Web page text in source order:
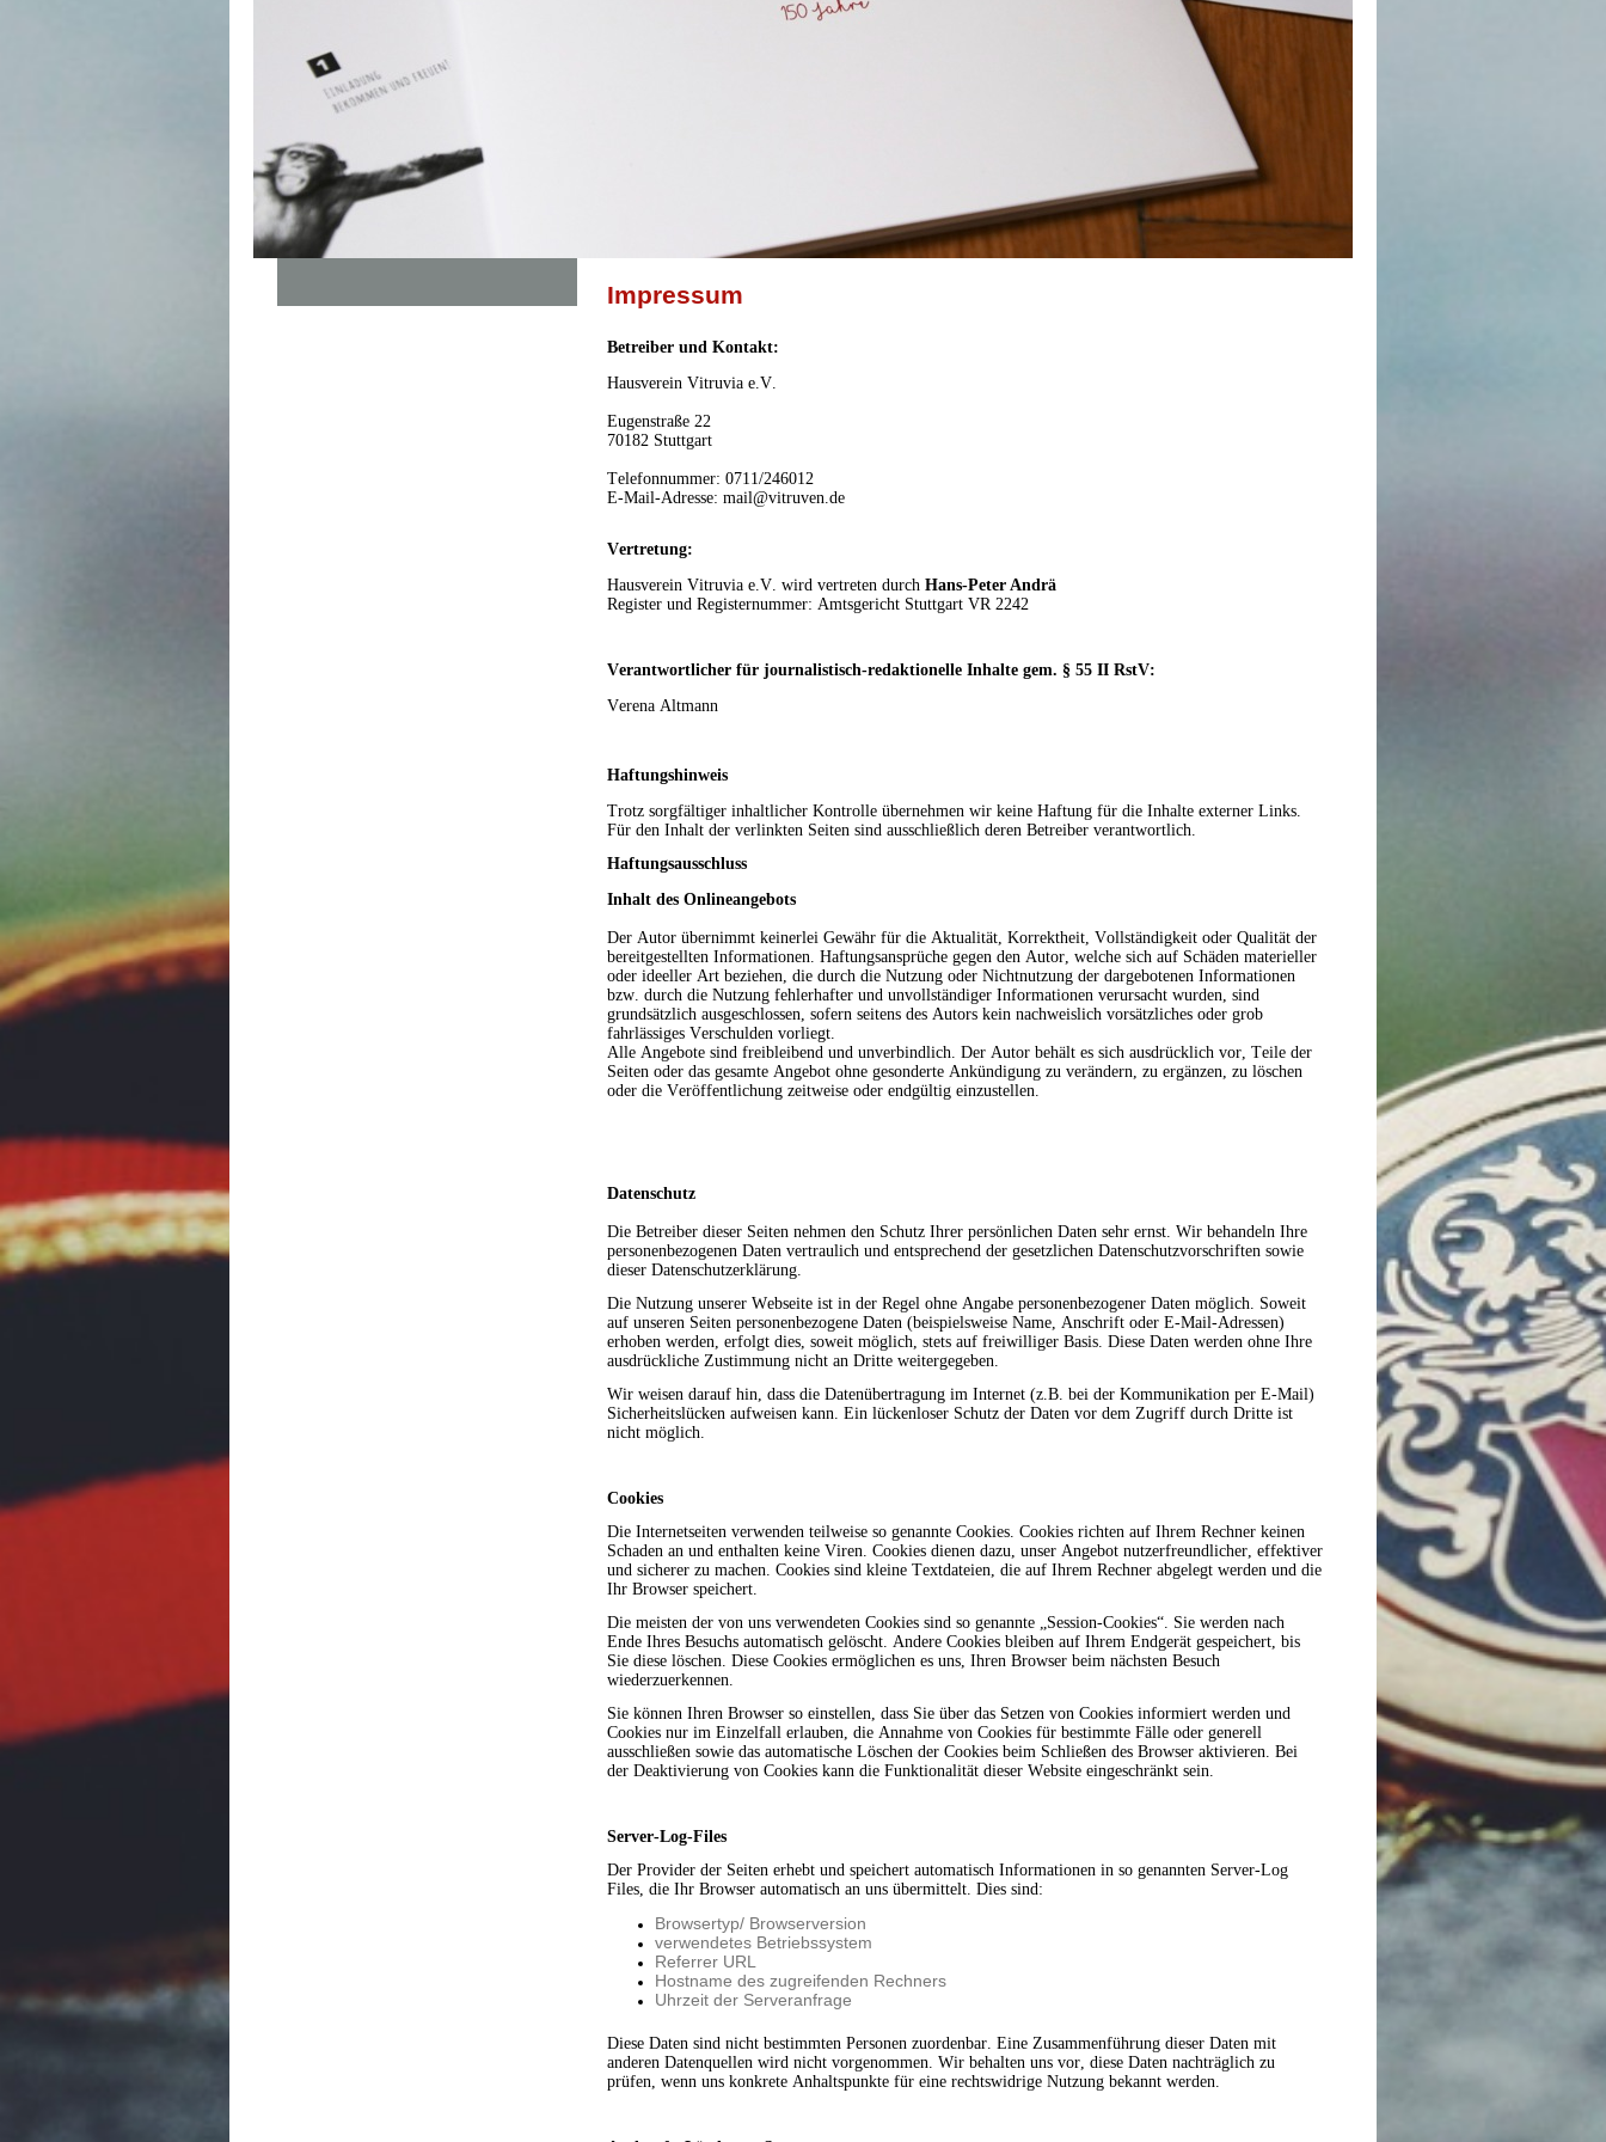
Impressum
Betreiber und Kontakt:
Hausverein Vitruvia e.V.
Eugenstraße 22
70182 Stuttgart
Telefonnummer: 0711/246012
E-Mail-Adresse: mail@vitruven.de
Vertretung:
Hausverein Vitruvia e.V. wird vertreten durch Hans-Peter Andrä
Register und Registernummer: Amtsgericht Stuttgart VR 2242
Verantwortlicher für journalistisch-redaktionelle Inhalte gem. § 55 II RstV:
Verena Altmann
Haftungshinweis
Trotz sorgfältiger inhaltlicher Kontrolle übernehmen wir keine Haftung für die Inhalte externer Links.
Für den Inhalt der verlinkten Seiten sind ausschließlich deren Betreiber verantwortlich.
Haftungsausschluss
Inhalt des Onlineangebots
Der Autor übernimmt keinerlei Gewähr für die Aktualität, Korrektheit, Vollständigkeit oder Qualität der
bereitgestellten Informationen. Haftungsansprüche gegen den Autor, welche sich auf Schäden materieller
oder ideeller Art beziehen, die durch die Nutzung oder Nichtnutzung der dargebotenen Informationen
bzw. durch die Nutzung fehlerhafter und unvollständiger Informationen verursacht wurden, sind
grundsätzlich ausgeschlossen, sofern seitens des Autors kein nachweislich vorsätzliches oder grob
fahrlässiges Verschulden vorliegt.
Alle Angebote sind freibleibend und unverbindlich. Der Autor behält es sich ausdrücklich vor, Teile der
Seiten oder das gesamte Angebot ohne gesonderte Ankündigung zu verändern, zu ergänzen, zu löschen
oder die Veröffentlichung zeitweise oder endgültig einzustellen.
Datenschutz
Die Betreiber dieser Seiten nehmen den Schutz Ihrer persönlichen Daten sehr ernst. Wir behandeln Ihre
personenbezogenen Daten vertraulich und entsprechend der gesetzlichen Datenschutzvorschriften sowie
dieser Datenschutzerklärung.
Die Nutzung unserer Webseite ist in der Regel ohne Angabe personenbezogener Daten möglich. Soweit
auf unseren Seiten personenbezogene Daten (beispielsweise Name, Anschrift oder E-Mail-Adressen)
erhoben werden, erfolgt dies, soweit möglich, stets auf freiwilliger Basis. Diese Daten werden ohne Ihre
ausdrückliche Zustimmung nicht an Dritte weitergegeben.
Wir weisen darauf hin, dass die Datenübertragung im Internet (z.B. bei der Kommunikation per E-Mail)
Sicherheitslücken aufweisen kann. Ein lückenloser Schutz der Daten vor dem Zugriff durch Dritte ist
nicht möglich.
Cookies
Die Internetseiten verwenden teilweise so genannte Cookies. Cookies richten auf Ihrem Rechner keinen
Schaden an und enthalten keine Viren. Cookies dienen dazu, unser Angebot nutzerfreundlicher, effektiver
und sicherer zu machen. Cookies sind kleine Textdateien, die auf Ihrem Rechner abgelegt werden und die
Ihr Browser speichert.
Die meisten der von uns verwendeten Cookies sind so genannte „Session-Cookies“. Sie werden nach
Ende Ihres Besuchs automatisch gelöscht. Andere Cookies bleiben auf Ihrem Endgerät gespeichert, bis
Sie diese löschen. Diese Cookies ermöglichen es uns, Ihren Browser beim nächsten Besuch
wiederzuerkennen.
Sie können Ihren Browser so einstellen, dass Sie über das Setzen von Cookies informiert werden und
Cookies nur im Einzelfall erlauben, die Annahme von Cookies für bestimmte Fälle oder generell
ausschließen sowie das automatische Löschen der Cookies beim Schließen des Browser aktivieren. Bei
der Deaktivierung von Cookies kann die Funktionalität dieser Website eingeschränkt sein.
Server-Log-Files
Der Provider der Seiten erhebt und speichert automatisch Informationen in so genannten Server-Log
Files, die Ihr Browser automatisch an uns übermittelt. Dies sind:
Browsertyp/ Browserversion
verwendetes Betriebssystem
Referrer URL
Hostname des zugreifenden Rechners
Uhrzeit der Serveranfrage
Diese Daten sind nicht bestimmten Personen zuordenbar. Eine Zusammenführung dieser Daten mit
anderen Datenquellen wird nicht vorgenommen. Wir behalten uns vor, diese Daten nachträglich zu
prüfen, wenn uns konkrete Anhaltspunkte für eine rechtswidrige Nutzung bekannt werden.